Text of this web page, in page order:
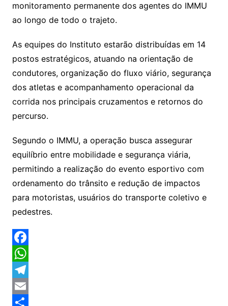
monitoramento permanente dos agentes do IMMU
ao longo de todo o trajeto.
As equipes do Instituto estarão distribuídas em 14
postos estratégicos, atuando na orientação de
condutores, organização do fluxo viário, segurança
dos atletas e acompanhamento operacional da
corrida nos principais cruzamentos e retornos do
percurso.
Segundo o IMMU, a operação busca assegurar
equilíbrio entre mobilidade e segurança viária,
permitindo a realização do evento esportivo com
ordenamento do trânsito e redução de impactos
para motoristas, usuários do transporte coletivo e
pedestres.
F
a
c
e
W
h
a
T
eE